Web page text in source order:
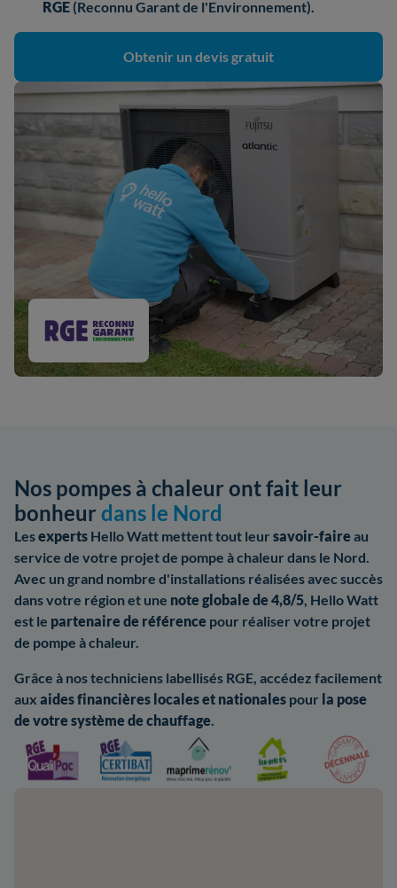
RGE (Reconnu Garant de l'Environnement).
Obtenir un devis gratuit
Nos pompes à chaleur ont fait leur
bonheurdans le Nord
Lesexperts Hello Watt mettent tout leur savoir-faire au
service de votre projet de pompe à chaleur dans le Nord.
Avec un grand nombre d'installations réalisées avec succès
dans votre région et une note globale de 4,8/5, Hello Watt
est le partenaire de référence pour réaliser votre projet
de pompe à chaleur.
Grâce à nos techniciens labellisés RGE, accédez facilement
aux aidesfinancières localeset nationales pour la pose
de votre système de chauffage.